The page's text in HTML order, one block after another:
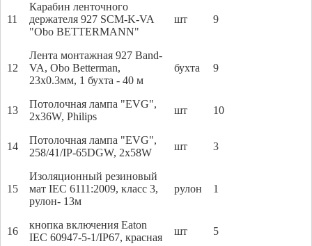
11
Карабин ленточного
держателя 927 SCM-K-VA
"Obo BETTERMANN"
шт 9
12
Лента монтажная 927 Band-
VA, Obo Betterman,
23x0.3мм, 1 бухта - 40 м
бухта 9
13
Потолочная лампа "EVG",
2x36W, Philips
шт 10
14
Потолочная лампа "EVG",
258/41/IP-65DGW, 2x58W
шт 3
15
Изоляционный резиновый
мат IEC 6111:2009, класс 3,
рулон- 13м
рулон 1
16
кнопка включения Eaton
IEC 60947-5-1/IP67, красная
шт 5